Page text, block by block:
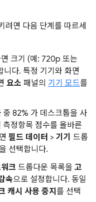
려면 다음 단계를 따르세
크기 (예: 720p 또는
다. 특정 기기와 화면
요소 패널의 기기 모드를
중 82% 가 데스크톱을 사
정항목 점수를 올바른
필드 데이터 > 기기 드롭
을 선택합니다.
크 드롭다운 목록을 고
속으로 설정합니다. 동일
캐시 사용 중지 를 선택